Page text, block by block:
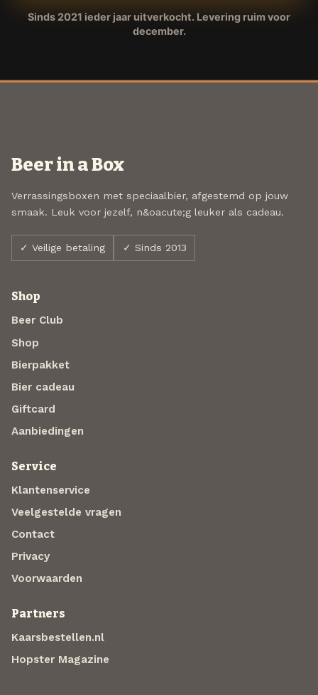
Sinds 2021 ieder jaar uitverkocht. Levering ruim voor
december.
Beer in a Box
Verrassingsboxen met speciaalbier, afgestemd op jouw
smaak. Leuk voor jezelf, n&oacute;g leuker als cadeau.
✓ Veilige betaling ✓ Sinds 2013
Shop
Beer Club
Shop
Bierpakket
Bier cadeau
Giftcard
Aanbiedingen
Service
Klantenservice
Veelgestelde vragen
Contact
Privacy
Voorwaarden
Partners
Kaarsbestellen.nl
Hopster Magazine